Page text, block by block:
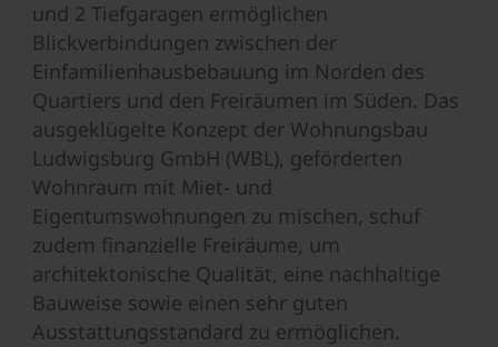
und 2 Tiefgaragen ermöglichen
Blickverbindungen zwischen der
Einfamilienhausbebauung im Norden des
Quartiers und den Freiräumen im Süden. Das
ausgeklügelte Konzept der Wohnungsbau
Ludwigsburg GmbH (WBL), geförderten
Wohnraum mit Miet- und
Eigentumswohnungen zu mischen, schuf
zudem finanzielle Freiräume, um
architektonische Qualität, eine nachhaltige
Bauweise sowie einen sehr guten
Ausstattungsstandard zu ermöglichen.